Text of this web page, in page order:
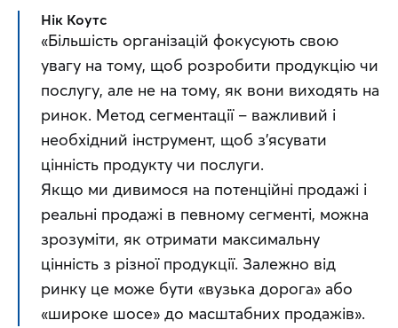
Нік Коутс
«Більшість організацій фокусують свою
увагу на тому, щоб розробити продукцію чи
послугу, але не на тому, як вони виходять на
ринок. Метод сегментації – важливий і
необхідний інструмент, щоб з’ясувати
цінність продукту чи послуги.
Якщо ми дивимося на потенційні продажі і
реальні продажі в певному сегменті, можна
зрозуміти, як отримати максимальну
цінність з різної продукції. Залежно від
ринку це може бути «вузька дорога» або
«широке шосе» до масштабних продажів».